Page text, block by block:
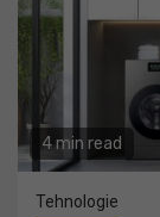
4 min read
Tehnologie